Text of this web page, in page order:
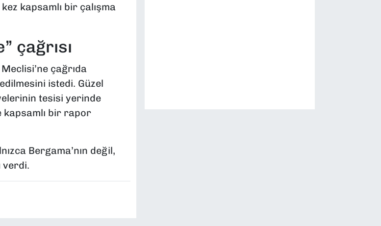
kapsamlı bir çalışma
çağrısı
çağrıda
istedi. Güzel
tesisi yerinde
kapsamlı bir rapor
Bergama’nın değil,
verdi.